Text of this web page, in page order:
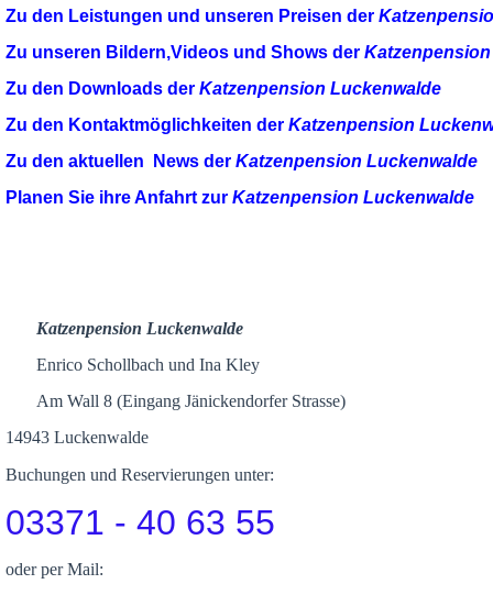
Zu den Leistungen und unseren Preisen der
Zu unseren Bildern,Videos und Shows der
Zu den Downloads der Katzenpension Luckenwalde
Zu den Kontaktmöglichkeiten der Katzenpension
Zu den aktuellen News der Katzenpension Luckenwalde
Planen Sie ihre Anfahrt zur Katzenpension Luckenwalde
Katzenpension Luckenwalde
Enrico Schollbach und Ina Kley
Am Wall 8 (Eingang Jänickendorfer Strasse)
14943 Luckenwalde
Buchungen und Reservierungen unter:
03371 - 40 63 55
oder per Mail: